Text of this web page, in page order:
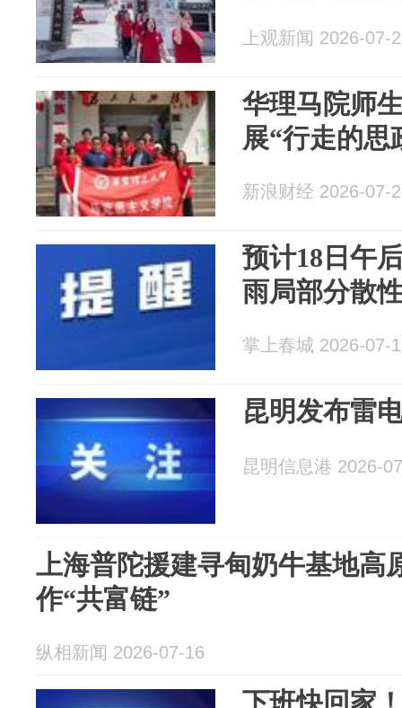
上观新闻 2026-07-
华理马院师
展“行走的思
新浪财经 2026-07-
预计18日午
雨局部分散
掌上春城 2026-07-
昆明发布雷
昆明信息港 2026-
上海普陀援建寻甸奶牛基地高
作“共富链”
纵相新闻 2026-07-16